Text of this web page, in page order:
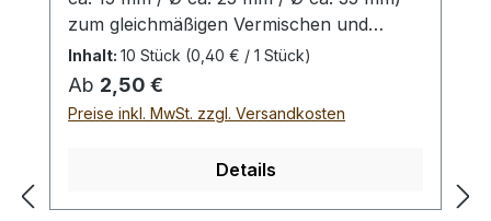
zum gleichmäßigen Vermischen und
Auftragen von Lederfarbe oder Finish auf
die Oberfläche oder Kante. Auswahlliste:
klein:10 Wollpinsel mit ca. 15 mm
Kopfdurchmesser (besonders geeignet für
mm Kopfdurchmessergroß: 10 Wollpinsel
mit ca. 35 mm Kopfdurchmesser
Inhalt: 10 Stück (0,40 € / 1 Stück)
Regulärer Preis:
Ab 2,50 €
Preise inkl. MwSt. zzgl. Versandkosten
Details